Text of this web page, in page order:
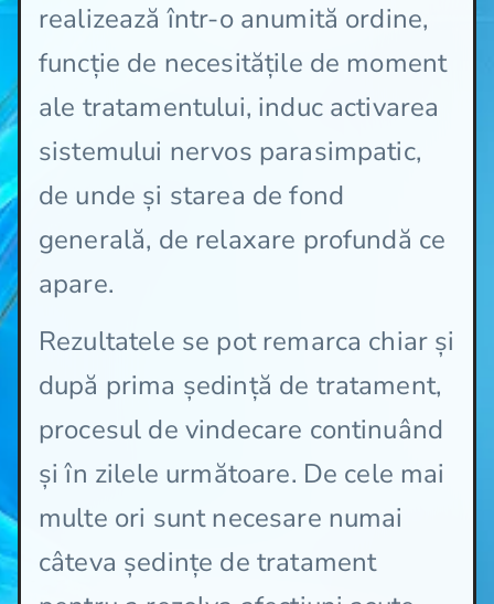
realizează într-o anumită ordine,
funcție de necesitățile de moment
ale tratamentului, induc activarea
sistemului nervos parasimpatic,
de unde și starea de fond
generală, de relaxare profundă ce
apare.
Rezultatele se pot remarca chiar și
după prima ședință de tratament,
procesul de vindecare continuând
și în zilele următoare. De cele mai
multe ori sunt necesare numai
câteva ședințe de tratament